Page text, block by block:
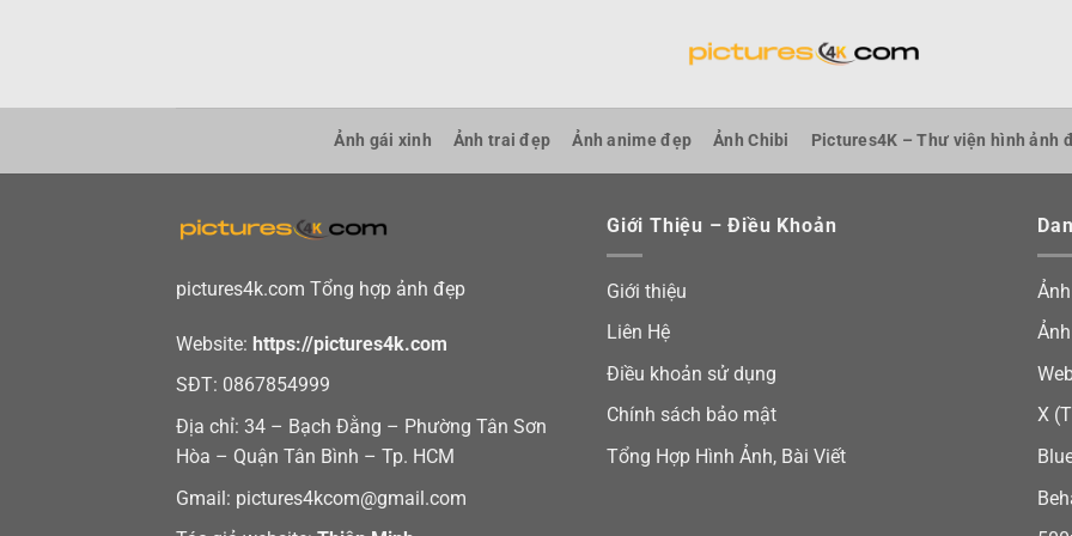
dung
Ảnh gái xinh Ảnh trai đẹp Ảnh anime đẹp Ảnh Chibi Pictures4K – Thư viện hình ảnh
pictures4k.com Tổng hợp ảnh đẹp
Website: https://pictures4k.com
SĐT: 0867854999
Địa chỉ: 34 – Bạch Đằng – Phường Tân Sơn
Hòa – Quận Tân Bình – Tp. HCM
Gmail: pictures4kcom@gmail.com
Giới Thiệu – Điều Khoản
Giới thiệu
Liên Hệ
Điều khoản sử dụng
Chính sách bảo mật
Tổng Hợp Hình Ảnh, Bài Viết
X